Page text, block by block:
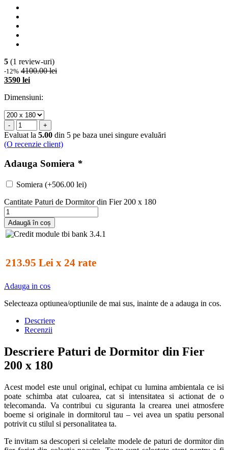
5 (1 review-uri)
-12% 4100.00 lei
3590 lei
Dimensiuni:
- +
Evaluat la 5.00 din 5 pe baza unei singure evaluări
(O recenzie client)
Adauga Somiera *
Somiera (+506.00 lei)
Cantitate Paturi de Dormitor din Fier 200 x 180
Adaugă în coș
213.95 Lei x 24 rate
Adauga in cos
Selecteaza optiunea/optiunile de mai sus, inainte de a adauga in cos.
Descriere
Recenzii
Descriere Paturi de Dormitor din Fier
200 x 180
Acest model este unul original, echipat cu lumina ambientala ce isi
poate schimba atat culoarea, cat si intensitatea si actionat de o
telecomanda. Va contribui cu siguranta la crearea unei atmosfere
boeme si originale in dormitorul tau – vei avea un spatiu personal
potrivit cu stilul si personalitatea ta.
Te invitam sa descoperi si celelalte modele de paturi de dormitor din